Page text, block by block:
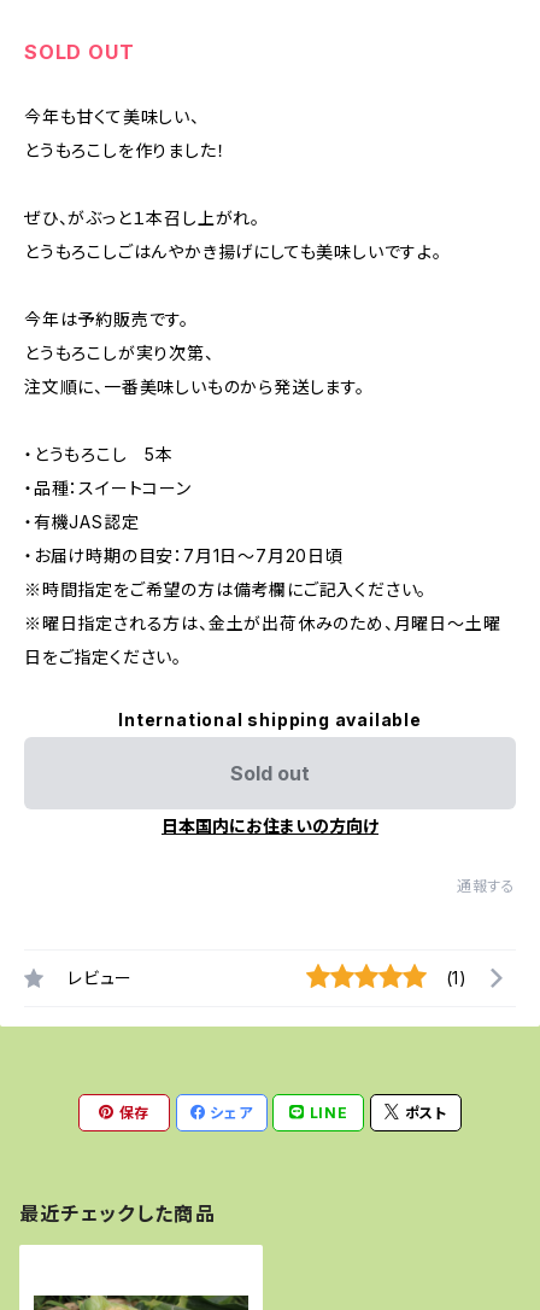
SOLD OUT
今年も甘くて美味しい、
とうもろこしを作りました！
ぜひ、がぶっと１本召し上がれ。
とうもろこしごはんやかき揚げにしても美味しいですよ。
今年は予約販売です。
とうもろこしが実り次第、
注文順に、一番美味しいものから発送します。
・とうもろこし 5本
・品種：スイートコーン
・有機JAS認定
・お届け時期の目安：7月1日〜7月20日頃
※時間指定をご希望の方は備考欄にご記入ください。
※曜日指定される方は、金土が出荷休みのため、月曜日〜土曜
日をご指定ください。
International shipping available
Sold out
日本国内にお住まいの方向け
通報する
レビュー (1)
保存 シェア LINE ポスト
最近チェックした商品